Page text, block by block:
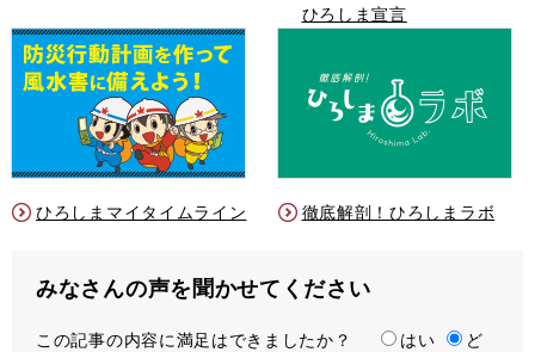
ひろしま宣言
ひろしまマイタイムライン 徹底解剖！ひろしまラボ
みなさんの声を聞かせてください
満
この記事の内容に満足はできましたか？ はい
ど